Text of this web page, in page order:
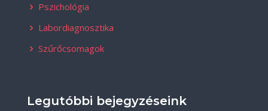
Pszichológia
Labordiagnosztika
Szűrőcsomagok
Legutóbbi bejegyzéseink